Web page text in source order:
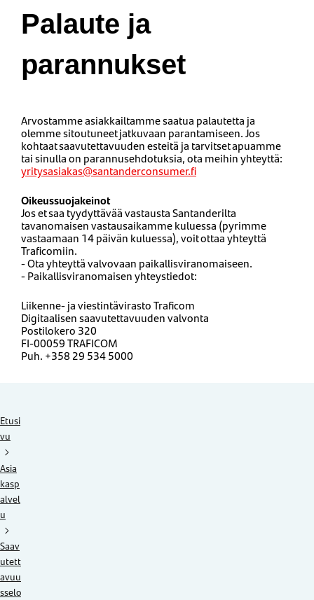
Palaute ja
parannukset
Arvostamme asiakkailtamme saatua palautetta ja
olemme sitoutuneet jatkuvaan parantamiseen. Jos
kohtaat saavutettavuuden esteitä ja tarvitset apuamme
tai sinulla on parannusehdotuksia, ota meihin yhteyttä:
yritysasiakas@santanderconsumer.fi
Oikeussuojakeinot
Jos et saa tyydyttävää vastausta Santanderilta
tavanomaisen vastausaikamme kuluessa (pyrimme
vastaamaan 14 päivän kuluessa), voit ottaa yhteyttä
Traficomiin.
- Ota yhteyttä valvovaan paikallisviranomaiseen.
- Paikallisviranomaisen yhteystiedot:
Liikenne- ja viestintävirasto Traficom
Digitaalisen saavutettavuuden valvonta
Postilokero 320
FI-00059 TRAFICOM
Puh. +358 29 534 5000
Etusi
vu
Asia
kasp
alvel
u
Saav
utett
avuu
sselo